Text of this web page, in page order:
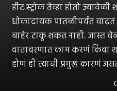
हीट स्ट्रोक तेव्हा होतो ज्यावेळी
धोकादायक पातळीपर्यंत
बाहेर टाकू शकत नाही. जास्त
वातावरणात काम करणं किंवा
होणं ही त्याची प्रमुख कारणं